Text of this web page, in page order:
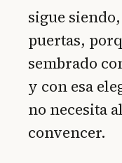
sigue
puertas,
sembrado
y con esa
no necesita
convencer.